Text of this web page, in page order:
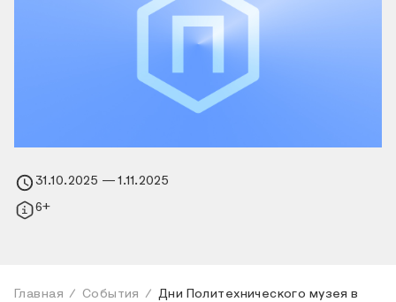
31.10.2025 — 1.11.2025
6+
Главная События
Дни Политехнического музея в